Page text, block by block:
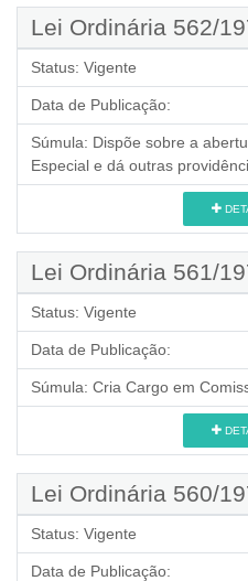
Lei Ordinária 562/
Status: Vigente
Data de Publicação:
Súmula: Dispõe sobre a
Especial e dá outras
Lei Ordinária 561/
Status: Vigente
Data de Publicação:
Súmula: Cria Cargo em
Lei Ordinária 560/
Status: Vigente
Data de Publicação: